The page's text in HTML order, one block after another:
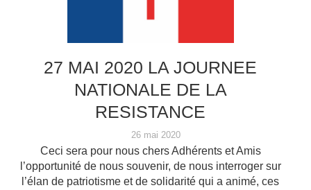
27 MAI 2020 LA JOURNEE
NATIONALE DE LA
RESISTANCE
26 mai 2020
Ceci sera pour nous chers Adhérents et Amis
l’opportunité de nous souvenir, de nous interroger sur
l’élan de patriotisme et de solidarité qui a animé, ces